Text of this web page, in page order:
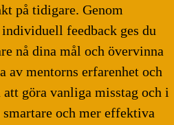
på tidigare. Genom
feedback ges du
nå dina mål och övervinna
av mentorns erfarenhet och
göra vanliga misstag och i
och mer effektiva